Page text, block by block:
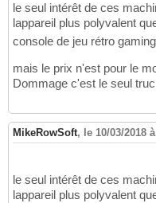
le seul intérêt de ces
lappareil plus polyvalent
console de jeu rétro
mais le prix n'est pour le
Dommage c'est le seul truc
MikeRowSoft, le 10/03/2018
le seul intérêt de ces
lappareil plus polyvalent